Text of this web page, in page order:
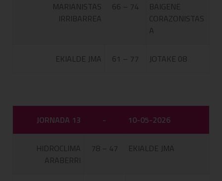
MARIANISTAS
IRRIBARREA
66 – 74
BAIGENE
CORAZONISTAS
A
EKIALDE JMA 61 – 77 JOTAKE 08
JORNADA 13 - 10-05-2026
HIDROCLIMA
ARABERRI
78 – 47 EKIALDE JMA